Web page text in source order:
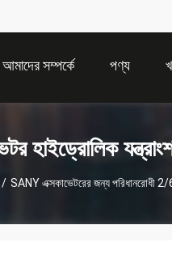
আমাদের সম্পর্কে পণ্য
হাইড্রোলিক
/ SANY এক্সকাভেটরের জন্য পরিধানরোধী 2/